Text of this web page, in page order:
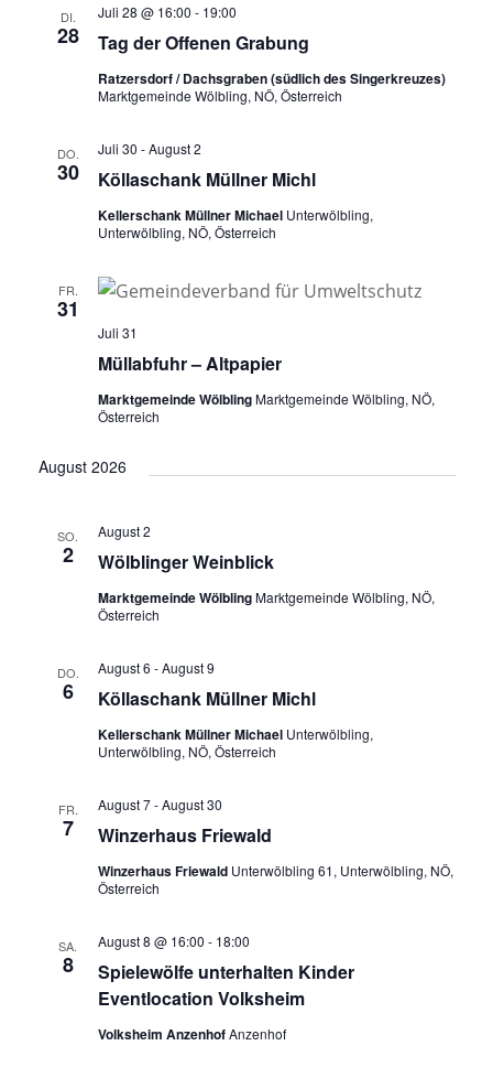
DI.
28 Tag der Offenen Grabung
Juli 28 @ 16:00 - 19:00
Ratzersdorf / Dachsgraben (südlich des Singerkreuzes)
Marktgemeinde Wölbling, NÖ, Österreich
DO.
30 Köllaschank Müllner Michl
Juli 30 -August 2
Kellerschank Müllner Michael Unterwölbling,
Unterwölbling, NÖ, Österreich
FR.
31
Müllabfuhr – Altpapier
Juli 31
Marktgemeinde WölblingMarktgemeinde Wölbling, NÖ,
Österreich
August 2026
SO.
2 Wölblinger Weinblick
August 2
Marktgemeinde WölblingMarktgemeinde Wölbling, NÖ,
Österreich
DO.
6 Köllaschank Müllner Michl
August 6 -August 9
Kellerschank Müllner Michael Unterwölbling,
Unterwölbling, NÖ, Österreich
FR.
7 Winzerhaus Friewald
August 7-August 30
Winzerhaus Friewald Unterwölbling 61, Unterwölbling, NÖ,
Österreich
SA.
8
Spielewölfe unterhalten Kinder
Eventlocation Volksheim
August 8 @ 16:00 - 18:00
Volksheim AnzenhofAnzenhof